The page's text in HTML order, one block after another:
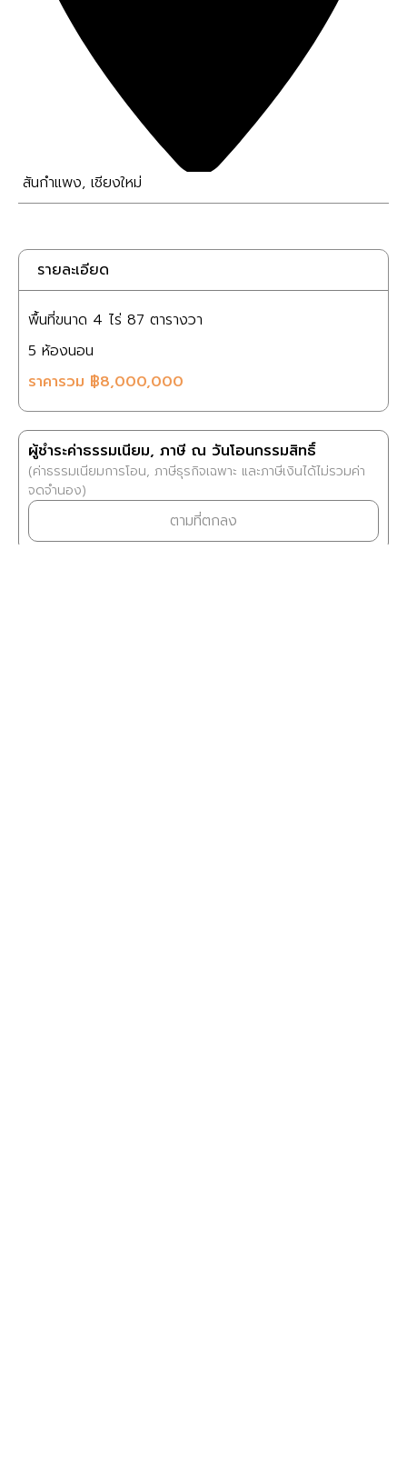
สันกำแพง, เชียงใหม่
รายละเอียด
พื้นที่ขนาด 4 ไร่ 87 ตารางวา
5 ห้องนอน
ราคารวม ฿8,000,000
ผู้ชำระค่าธรรมเนียม, ภาษี ณ วันโอนกรรมสิทธิ์
(ค่าธรรมเนียมการโอน, ภาษีธุรกิจเฉพาะ และภาษีเงินได้ไม่รวมค่า
จดจำนอง)
ตามที่ตกลง